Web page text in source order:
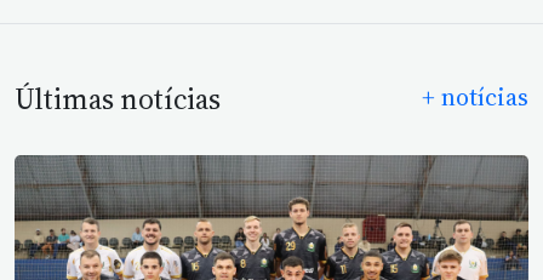
Últimas notícias + notícias